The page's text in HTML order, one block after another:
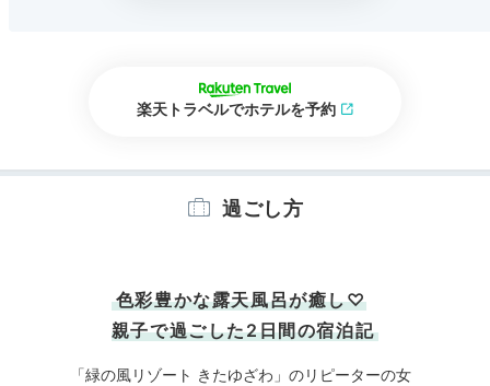
楽天トラベルでホテルを予約
過ごし方
色彩豊かな露天風呂が癒し♡
親子で過ごした2日間の宿泊記
「緑の風リゾート きたゆざわ」のリピーターの女